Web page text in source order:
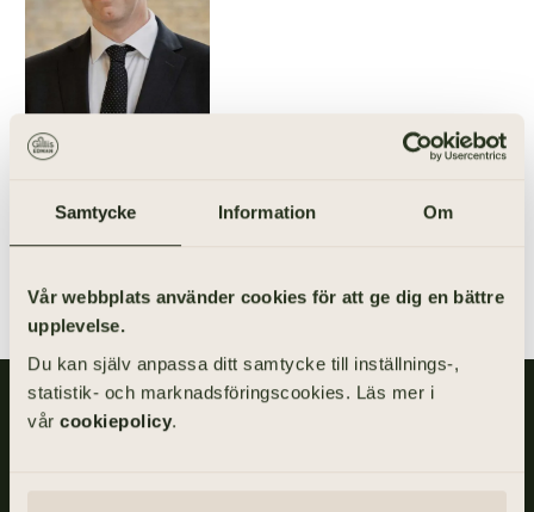
Samtycke Information Om
Vår webbplats använder cookies för att ge dig en bättre
upplevelse.
Du kan själv anpassa ditt samtycke till inställnings-,
statistik- och marknadsföringscookies. Läs mer i
vår cookiepolicy.
DIREKTNUMMER
Gillis Edman är en av Sveriges mest anlitade begravningsbyråer.
På våra kontor fördelade över hela Västsverige hjälper vi kunder